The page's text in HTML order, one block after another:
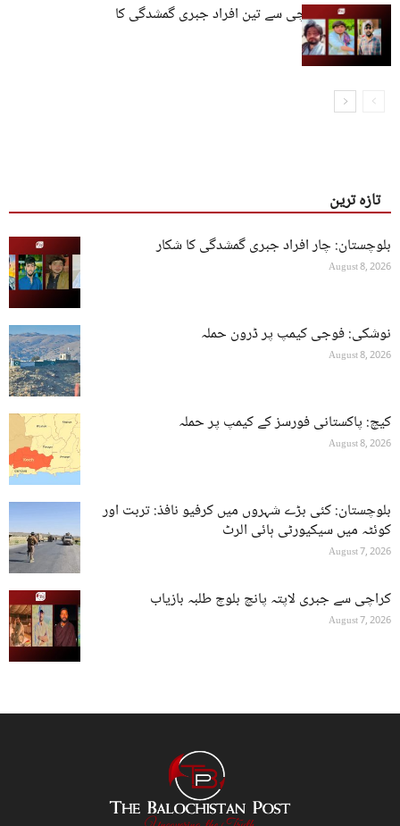
مستونگ اور کراچی سے تین افراد جبری گمشدگی کا
شکار
تازہ ترین
بلوچستان: چار افراد جبری گمشدگی کا شکار
August 8, 2026
نوشکی: فوجی کیمپ پر ڈرون حملہ
August 8, 2026
کیچ: پاکستانی فورسز کے کیمپ پر حملہ
August 8, 2026
بلوچستان: کئی بڑے شہروں میں کرفیو نافذ: تربت اور
کوئٹہ میں سیکیورٹی ہائی الرٹ
August 7, 2026
کراچی سے جبری لاپتہ پانچ بلوچ طلبہ بازیاب
August 7, 2026